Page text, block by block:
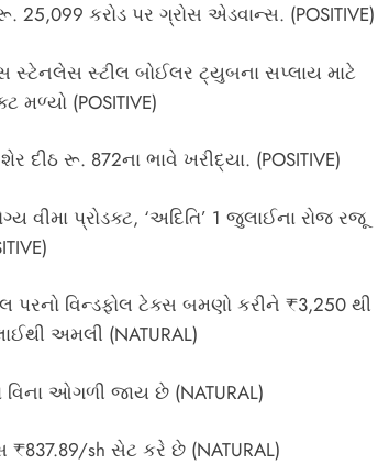
25,099 કરોડ પર ગ્રોસ એડવાન્સ. (POSITIVE)
સ્ટેનલેસ સ્ટીલ બોઈલર ટ્યુબના સપ્લાય માટે
મળ્યો (POSITIVE)
દીઠ રૂ. 872ના ભાવે ખરીદ્યા. (POSITIVE)
પ્રોડક્ટ, ‘અદિતિ’ 1 જુલાઈના રોજ રજૂ
વિન્ડફોલ ટેક્સ બમણો કરીને ₹3,250 થી
અમલી (NATURAL)
વિના ઓગળી જાય છે (NATURAL)
sh સેટ કરે છે (NATURAL)